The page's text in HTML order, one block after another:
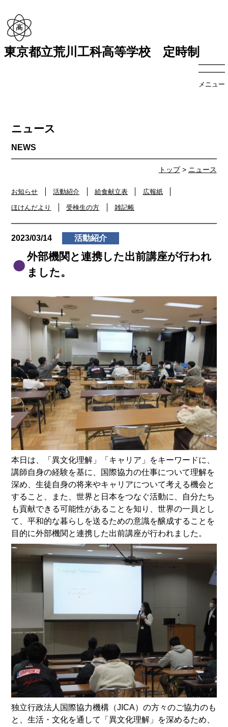
東京都立荒川工科高等学校 定時制
メニュー
トップ> ニュース
ニュース
お知らせ 活動紹介 給食献立表 広報紙
ほけんだより 受検生の方 雑記帳
2023/03/14 活動紹介
外部機関と連携した出前講座が行われ
ました。
本日は、「異文化理解」「キャリア」をキーワードに、
講師自身の経験を基に、国際協力の仕事について理解を
深め、生徒自身の将来やキャリアについて考える機会と
すること、また、世界と日本をつなぐ活動に、自分たち
も貢献できる可能性があることを知り、世界の一員とし
て、平和的な暮らしを送るための意識を醸成することを
目的に外部機関と連携した出前講座が行われました。
独立行政法人国際協力機構（JICA）の方々のご協力のも
と、生活・文化を通して「異文化理解」を深めるため、